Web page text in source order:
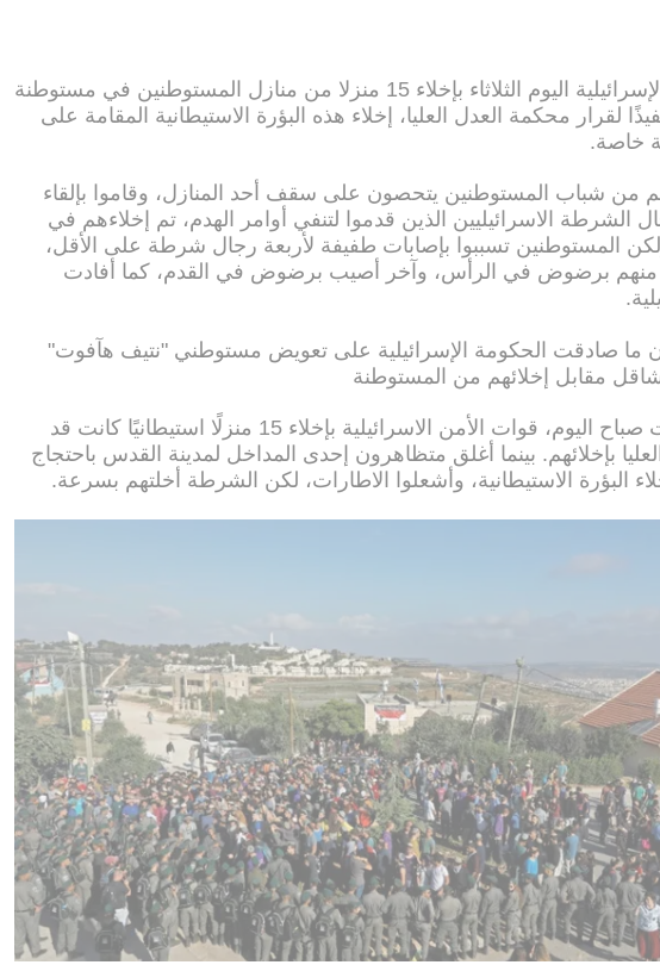
قامت الشرطة الإسرائيلية اليوم الثلاثاء بإخلاء 15 منزلا من منازل المستوطنين في مستوطنة
لقرار محكمة العدل العليا، إخلاء هذه البؤرة الاستيطانية المقامة على
خاصة.
من شباب المستوطنين يتحصون على سقف أحد المنازل، وقاموا بإلقاء
الشرطة الاسرائيليين الذين قدموا لتنفي أوامر الهدم، تم إخلاءهم في
المستوطنين تسببوا بإصابات طفيفة لأربعة رجال شرطة على الأقل،
منهم برضوض في الرأس، وآخر أصيب برضوض في القدم، كما أفادت
ما صادقت الحكومة الإسرائيلية على تعويض مستوطني "نتيف هآفوت"
وكانت قد باشرت صباح اليوم، قوات الأمن الاسرائيلية بإخلاء 15 منزلًا استيطانيًا كانت قد
بإخلائهم. بينما أغلق متظاهرون إحدى المداخل لمدينة القدس باحتجاج
البؤرة الاستيطانية، وأشعلوا الاطارات، لكن الشرطة أخلتهم بسرعة.